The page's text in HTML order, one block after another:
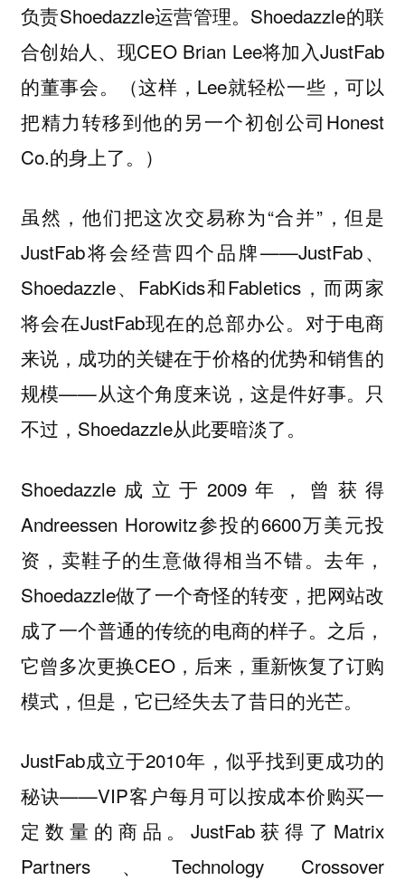
负责Shoedazzle运营管理。Shoedazzle的联
合创始人、现CEO Brian Lee将加入JustFab
的董事会。（这样，Lee就轻松一些，可以
把精力转移到他的另一个初创公司Honest
Co.的身上了。）
虽然，他们把这次交易称为“合并”，但是
JustFab将会经营四个品牌——JustFab、
Shoedazzle、FabKids和Fabletics，而两家
将会在JustFab现在的总部办公。对于电商
来说，成功的关键在于价格的优势和销售的
规模——从这个角度来说，这是件好事。只
不过，Shoedazzle从此要暗淡了。
Shoedazzle成立于2009年，曾获得
Andreessen Horowitz参投的6600万美元投
资，卖鞋子的生意做得相当不错。去年，
Shoedazzle做了一个奇怪的转变，把网站改
成了一个普通的传统的电商的样子。之后，
它曾多次更换CEO，后来，重新恢复了订购
模式，但是，它已经失去了昔日的光芒。
JustFab成立于2010年，似乎找到更成功的
秘诀——VIP客户每月可以按成本价购买一
定数量的商品。JustFab获得了Matrix
Partners、Technology Crossover